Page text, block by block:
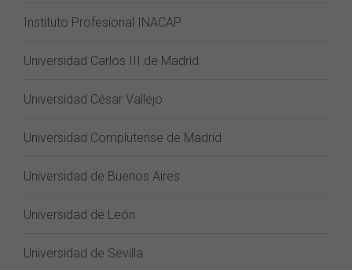
Instituto Profesional INACAP
Universidad Carlos III de Madrid
Universidad César Vallejo
Universidad Complutense de Madrid
Universidad de Buenos Aires
Universidad de León
Universidad de Sevilla